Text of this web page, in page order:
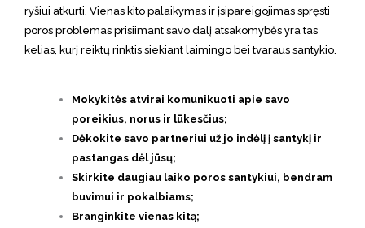
ryšiui atkurti. Vienas kito palaikymas ir įsipareigojimas spręsti
poros problemas prisiimant savo dalį atsakomybės yra tas
kelias, kurį reiktų rinktis siekiant laimingo bei tvaraus santykio.
Mokykitės atvirai komunikuoti apie savo
poreikius, norus ir lūkesčius;
Dėkokite savo partneriui už jo indėlį į santykį ir
pastangas dėl jūsų;
Skirkite daugiau laiko poros santykiui, bendram
buvimui ir pokalbiams;
Branginkite vienas kitą;